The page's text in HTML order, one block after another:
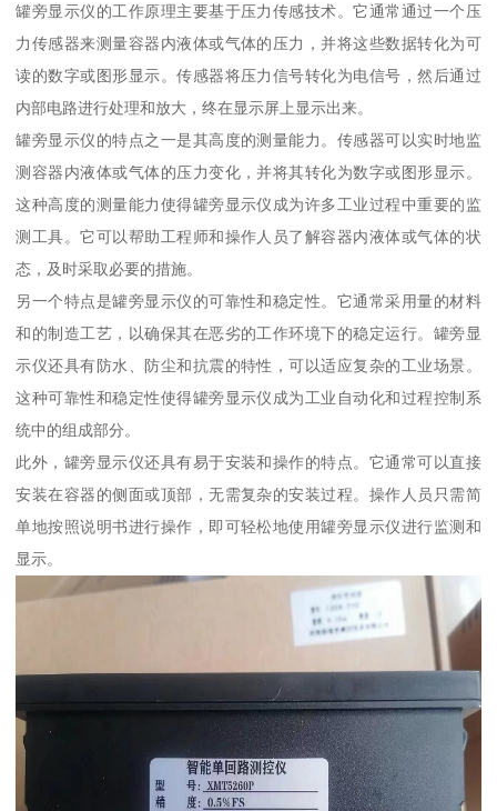
罐旁显示仪的工作原理主要基于压力传感技术。它通常通过一个压
力传感器来测量容器内液体或气体的压力，并将这些数据转化为可
读的数字或图形显示。传感器将压力信号转化为电信号，然后通过
内部电路进行处理和放大，终在显示屏上显示出来。
罐旁显示仪的特点之一是其高度的测量能力。传感器可以实时地监
测容器内液体或气体的压力变化，并将其转化为数字或图形显示。
这种高度的测量能力使得罐旁显示仪成为许多工业过程中重要的监
测工具。它可以帮助工程师和操作人员了解容器内液体或气体的状
态，及时采取必要的措施。
另一个特点是罐旁显示仪的可靠性和稳定性。它通常采用量的材料
和的制造工艺，以确保其在恶劣的工作环境下的稳定运行。罐旁显
示仪还具有防水、防尘和抗震的特性，可以适应复杂的工业场景。
这种可靠性和稳定性使得罐旁显示仪成为工业自动化和过程控制系
统中的组成部分。
此外，罐旁显示仪还具有易于安装和操作的特点。它通常可以直接
安装在容器的侧面或顶部，无需复杂的安装过程。操作人员只需简
单地按照说明书进行操作，即可轻松地使用罐旁显示仪进行监测和
显示。